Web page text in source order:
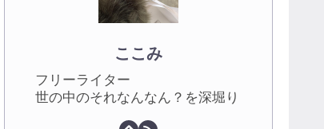
ここみ
フリーライター
世の中のそれなんなん？を深堀り